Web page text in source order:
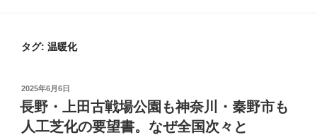
タグ: 温暖化
投
稿
日:
2025年6月6日
長野・上田古戦場公園も神奈川・秦野市も
人工芝化の要望書。なぜ全国次々と